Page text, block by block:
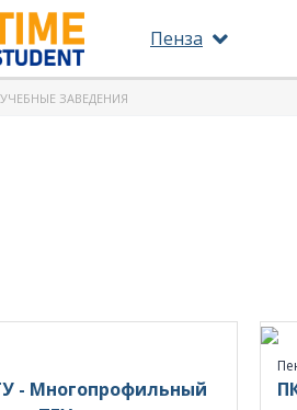
Пенза
ЗАВЕДЕНИЯ
- Многопрофильный